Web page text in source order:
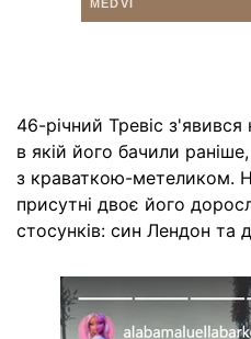
46-річний Тревіс з'явився
в якій його бачили
з краваткою-метеликом.
присутні двоє його
стосунків: син Лендон та